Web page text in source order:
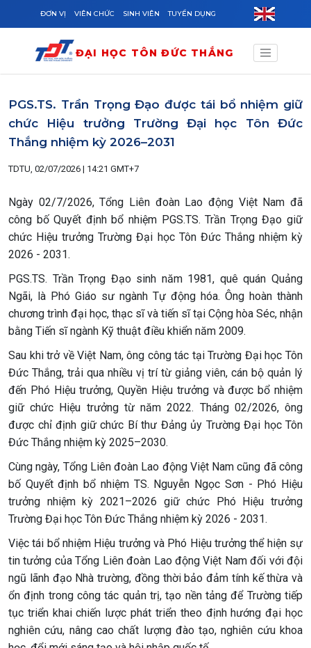
Skip to main content
ĐƠN VỊ VIÊN CHỨC SINH VIÊN TUYỂN DỤNG
ĐẠI HỌC TÔN ĐỨC THẮNG
PGS.TS. Trần Trọng Đạo được tái bổ nhiệm giữ
chức Hiệu trưởng Trường Đại học Tôn Đức
Thắng nhiệm kỳ 2026–2031
TDTU, 02/07/2026 | 14:21 GMT+7
Ngày 02/7/2026, Tổng Liên đoàn Lao động Việt Nam đã
công bố Quyết định bổ nhiệm PGS.TS. Trần Trọng Đạo giữ
chức Hiệu trưởng Trường Đại học Tôn Đức Thắng nhiệm kỳ
2026 - 2031.
PGS.TS. Trần Trọng Đạo sinh năm 1981, quê quán Quảng
Ngãi, là Phó Giáo sư ngành Tự động hóa. Ông hoàn thành
chương trình đại học, thạc sĩ và tiến sĩ tại Cộng hòa Séc, nhận
bằng Tiến sĩ ngành Kỹ thuật điều khiển năm 2009.
Sau khi trở về Việt Nam, ông công tác tại Trường Đại học Tôn
Đức Thắng, trải qua nhiều vị trí từ giảng viên, cán bộ quản lý
đến Phó Hiệu trưởng, Quyền Hiệu trưởng và được bổ nhiệm
giữ chức Hiệu trưởng từ năm 2022. Tháng 02/2026, ông
được chỉ định giữ chức Bí thư Đảng ủy Trường Đại học Tôn
Đức Thắng nhiệm kỳ 2025–2030.
Cùng ngày, Tổng Liên đoàn Lao động Việt Nam cũng đã công
bố Quyết định bổ nhiệm TS. Nguyễn Ngọc Sơn - Phó Hiệu
trưởng nhiệm kỳ 2021–2026 giữ chức Phó Hiệu trưởng
Trường Đại học Tôn Đức Thắng nhiệm kỳ 2026 - 2031.
Việc tái bổ nhiệm Hiệu trưởng và Phó Hiệu trưởng thể hiện sự
tin tưởng của Tổng Liên đoàn Lao động Việt Nam đối với đội
ngũ lãnh đạo Nhà trường, đồng thời bảo đảm tính kế thừa và
ổn định trong công tác quản trị, tạo nền tảng để Trường tiếp
tục triển khai chiến lược phát triển theo định hướng đại học
nghiên cứu, nâng cao chất lượng đào tạo, nghiên cứu khoa